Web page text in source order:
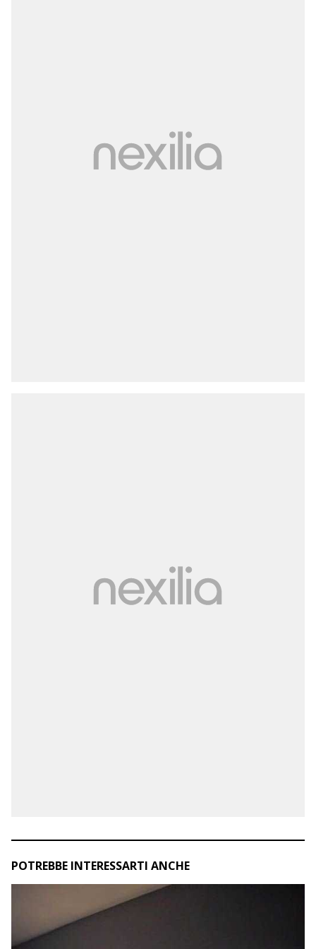
POTREBBE INTERESSARTI ANCHE